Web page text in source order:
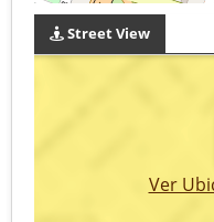
Street View
Ver